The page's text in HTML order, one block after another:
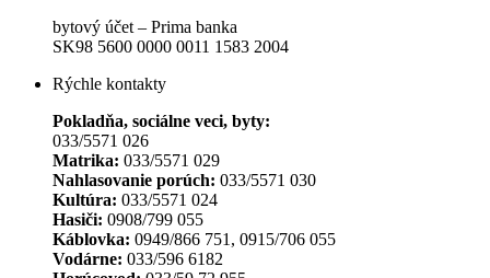
bytový účet – Prima banka
SK98 5600 0000 0011 1583 2004
Rýchle kontakty
Pokladňa, sociálne veci, byty:
033/5571 026
Matrika: 033/5571 029
Nahlasovanie porúch: 033/5571 030
Kultúra: 033/5571 024
Hasiči: 0908/799 055
Káblovka: 0949/866 751, 0915/706 055
Vodárne: 033/596 6182